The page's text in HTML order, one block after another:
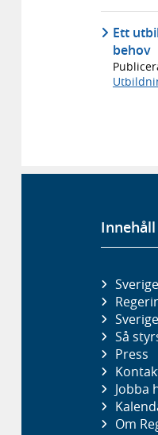
Ett
behov
Så
Press
Jobba
Om